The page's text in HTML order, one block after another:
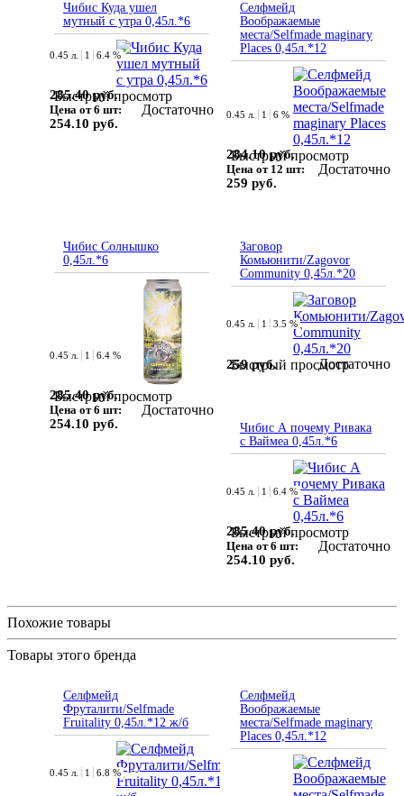
Чибис Куда ушел
мутный с утра 0,45л.*6
Быстрый просмотр
0.45 л. 1 6.4 %
285.40 руб.
Цена от 6 шт:
254.10 руб.
Достаточно
Селфмейд
Воображаемые
места/Selfmade maginary
Places 0,45л.*12
Быстрый просмотр
0.45 л. 1 6 %
284.10 руб.
Цена от 12 шт:
259 руб.
Достаточно
Чибис Солнышко
0,45л.*6
Быстрый просмотр
0.45 л. 1 6.4 %
285.40 руб.
Цена от 6 шт:
254.10 руб.
Достаточно
Заговор
Комьюнити/Zagovor
Community 0,45л.*20
Быстрый просмотр
0.45 л. 1 3.5 %
259 руб. Достаточно
Чибис А почему Ривака
с Ваймеа 0,45л.*6
Быстрый просмотр
0.45 л. 1 6.4 %
285.40 руб.
Цена от 6 шт:
254.10 руб.
Достаточно
Похожие товары
Товары этого бренда
Селфмейд
Фруталити/Selfmade
Fruitality 0,45л.*12 ж/б
0.45 л. 1 6.8 %
Селфмейд
Воображаемые
места/Selfmade maginary
Places 0,45л.*12